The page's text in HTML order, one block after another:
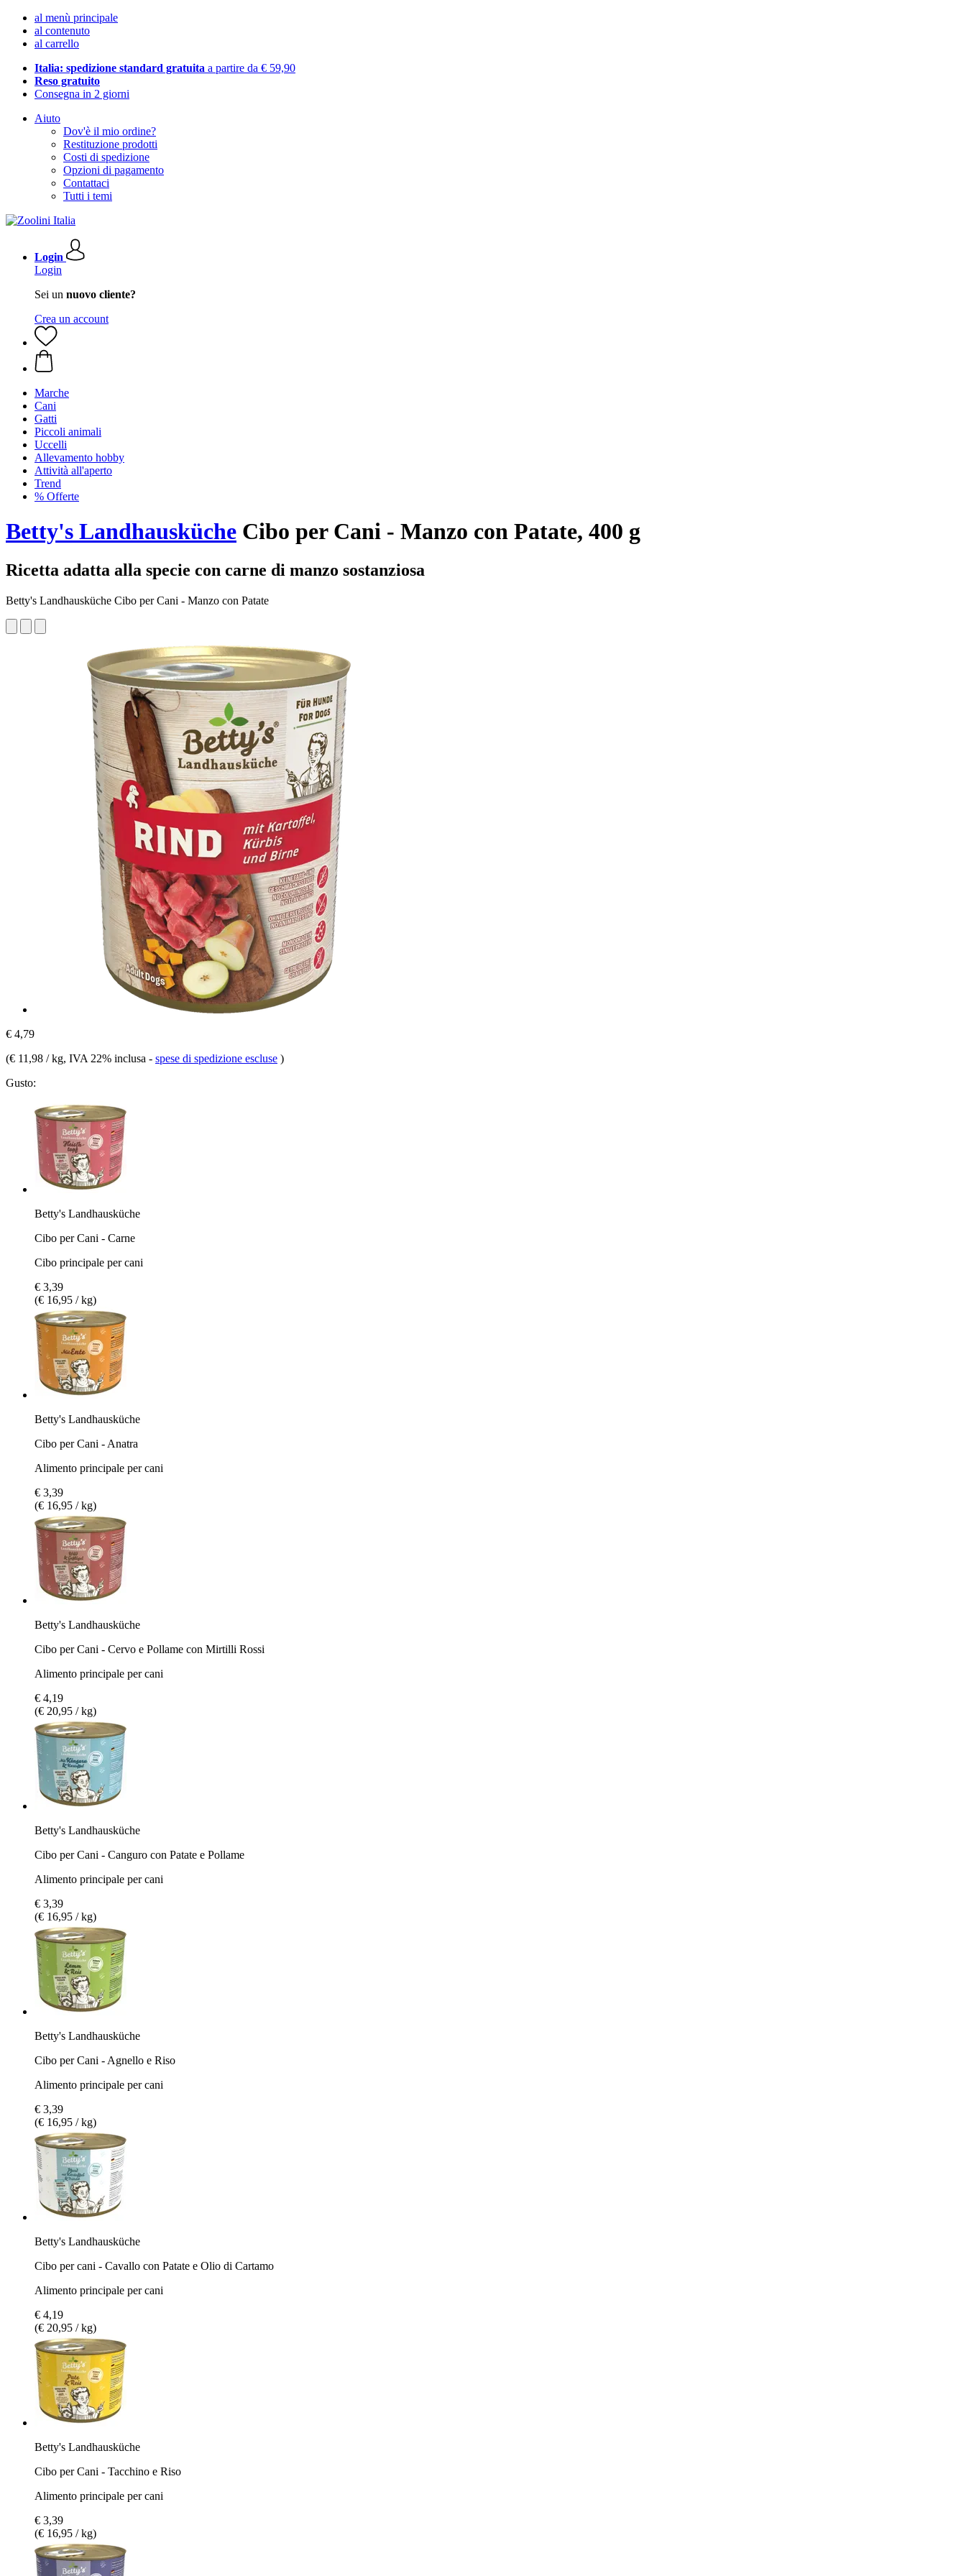
al menù principale
al contenuto
al carrello
Italia: spedizione standard gratuita a partire da € 59,90
Reso gratuito
Consegna in 2 giorni
Aiuto
Dov'è il mio ordine?
Restituzione prodotti
Costi di spedizione
Opzioni di pagamento
Contattaci
Tutti i temi
Login
Login
Sei un nuovo cliente?
Crea un account
Marche
Cani
Gatti
Piccoli animali
Uccelli
Allevamento hobby
Attività all'aperto
Trend
% Offerte
Betty's Landhausküche Cibo per Cani - Manzo con Patate, 400 g
Ricetta adatta alla specie con carne di manzo sostanziosa
Betty's Landhausküche Cibo per Cani - Manzo con Patate
€ 4,79
(€ 11,98 / kg, IVA 22% inclusa - spese di spedizione escluse )
Gusto:
Betty's Landhausküche
Cibo per Cani - Carne
Cibo principale per cani
€ 3,39
(€ 16,95 / kg)
Betty's Landhausküche
Cibo per Cani - Anatra
Alimento principale per cani
€ 3,39
(€ 16,95 / kg)
Betty's Landhausküche
Cibo per Cani - Cervo e Pollame con Mirtilli Rossi
Alimento principale per cani
€ 4,19
(€ 20,95 / kg)
Betty's Landhausküche
Cibo per Cani - Canguro con Patate e Pollame
Alimento principale per cani
€ 3,39
(€ 16,95 / kg)
Betty's Landhausküche
Cibo per Cani - Agnello e Riso
Alimento principale per cani
€ 3,39
(€ 16,95 / kg)
Betty's Landhausküche
Cibo per cani - Cavallo con Patate e Olio di Cartamo
Alimento principale per cani
€ 4,19
(€ 20,95 / kg)
Betty's Landhausküche
Cibo per Cani - Tacchino e Riso
Alimento principale per cani
€ 3,39
(€ 16,95 / kg)